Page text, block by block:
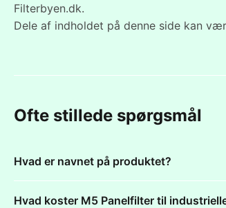
Filterbyen.dk.
Dele af indholdet på denne side kan
Ofte stillede spørgsmål
Hvad er navnet på produktet?
Hvad koster M5 Panelfilter til